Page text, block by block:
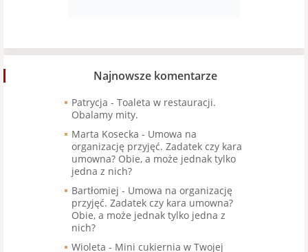
Najnowsze komentarze
Patrycja - Toaleta w restauracji.
Obalamy mity.
Marta Kosecka - Umowa na
organizację przyjęć. Zadatek czy kara
umowna? Obie, a może jednak tylko
jedna z nich?
Bartłomiej - Umowa na organizację
przyjęć. Zadatek czy kara umowna?
Obie, a może jednak tylko jedna z
nich?
Wioleta - Mini cukiernia w Twojej